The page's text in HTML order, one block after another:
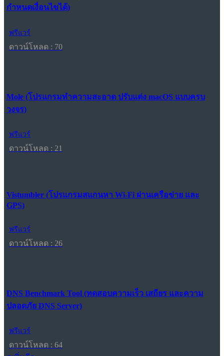
กำหนดเงื่อนไขได้)
ฟรีแวร์
ดาวน์โหลด : 70
Mole (โปรแกรมทำความสะอาด ปรับแต่ง macOS แบบครบ
วงจร)
ฟรีแวร์
ดาวน์โหลด : 21
Vistumbler (โปรแกรมสแกนหา Wi-Fi ผ่านเครือข่าย และ
GPS)
ฟรีแวร์
ดาวน์โหลด : 26
DNS Benchmark Tool (ทดสอบความเร็ว เสถียร และความ
ปลอดภัย DNS Server)
ฟรีแวร์
ดาวน์โหลด : 64